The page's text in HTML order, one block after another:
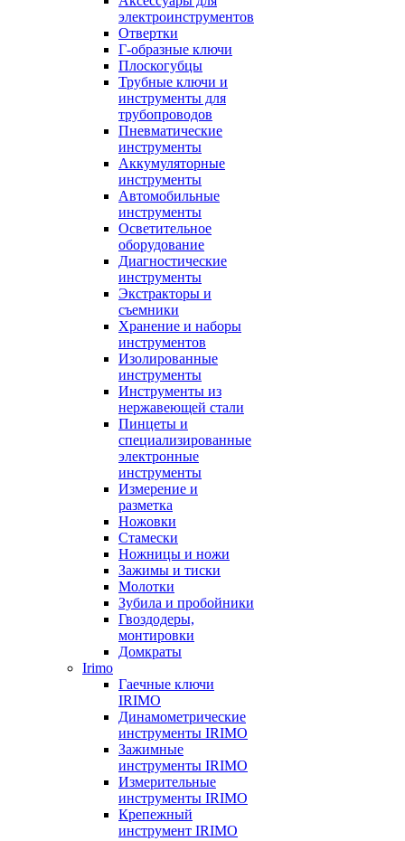
электроинструментов
Отвертки
Г-образные ключи
Плоскогубцы
Трубные ключи и
инструменты для
трубопроводов
Пневматические
инструменты
Аккумуляторные
инструменты
Автомобильные
инструменты
Осветительное
оборудование
Диагностические
инструменты
Экстракторы и
съемники
Хранение и наборы
инструментов
Изолированные
инструменты
Инструменты из
нержавеющей стали
Пинцеты и
специализированные
электронные
инструменты
Измерение и
разметка
Ножовки
Стамески
Ножницы и ножи
Зажимы и тиски
Молотки
Зубила и пробойники
Гвоздодеры,
монтировки
Домкраты
Irimo
Гаечные ключи
IRIMO
Динамометрические
инструменты IRIMO
Зажимные
инструменты IRIMO
Измерительные
инструменты IRIMO
Крепежный
инструмент IRIMO